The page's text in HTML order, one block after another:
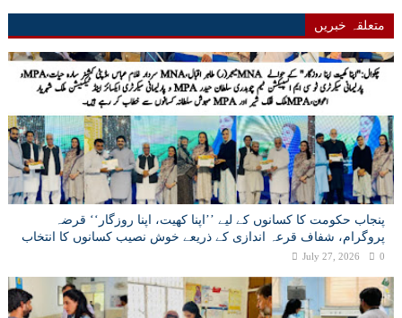
متعلقہ خبریں
پنجاب حکومت کا کسانوں کے لیے ’’اپنا کھیت، اپنا روزگار‘‘ قرضہ
پروگرام، شفاف قرعہ اندازی کے ذریعے خوش نصیب کسانوں کا انتخاب
July 27, 2026 0